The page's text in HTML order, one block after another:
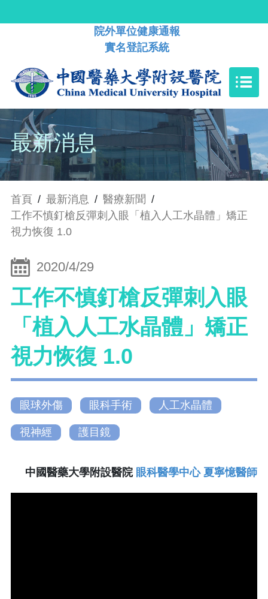
院外單位健康通報
實名登記系統
最新消息
首頁 / 最新消息 / 醫療新聞 /
工作不慎釘槍反彈刺入眼「植入人工水晶體」矯正
視力恢復 1.0
2020/4/29
工作不慎釘槍反彈刺入眼
「植入人工水晶體」矯正
視力恢復 1.0
眼球外傷 眼科手術 人工水晶體
視神經 護目鏡
中國醫藥大學附設醫院 眼科醫學中心 夏寧憶醫師